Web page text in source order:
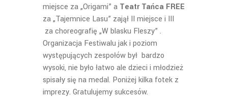
miejsce za „Origami” a Teatr Tańca FREE
za „Tajemnice Lasu” zajął II miejsce i III
za choreografię „W blasku Fleszy” .
Organizacja Festiwalu jak i poziom
występujących zespołów był bardzo
wysoki, nie było łatwo ale dzieci i młodzież
spisały się na medal. Poniżej kilka fotek z
imprezy. Gratulujemy sukcesów.